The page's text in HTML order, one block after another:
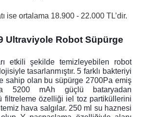
ise ortalama 18.900 - 22.000 TL’dir.
Ultraviyole Robot Süpürge
etkili şekilde temizleyebilen robot
tasarlanmıştır. 5 farklı bakteriyi
sahip olan bu süpürge 2700Pa emiş
5200 mAh güçlü bataryadan
filtreleme özelliği iel toz partiküllerini
hava salgılar. 250 ml su haznesi